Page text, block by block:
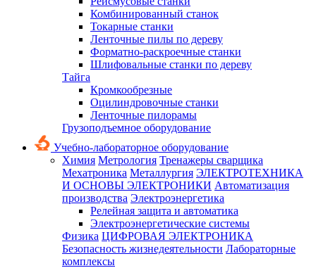
Комбинированный станок
Токарные станки
Ленточные пилы по дереву
Форматно-раскроечные станки
Шлифовальные станки по дереву
Тайга
Кромкообрезные
Оцилиндровочные станки
Ленточные пилорамы
Грузоподъемное оборудование
Учебно-лабораторное оборудование
Химия Метрология Тренажеры сварщика
Мехатроника Металлургия ЭЛЕКТРОТЕХНИКА
И ОСНОВЫ ЭЛЕКТРОНИКИ Автоматизация
производства Электроэнергетика
Релейная защита и автоматика
Электроэнергетические системы
Физика ЦИФРОВАЯ ЭЛЕКТРОНИКА
Безопасность жизнедеятельности Лабораторные
комплексы